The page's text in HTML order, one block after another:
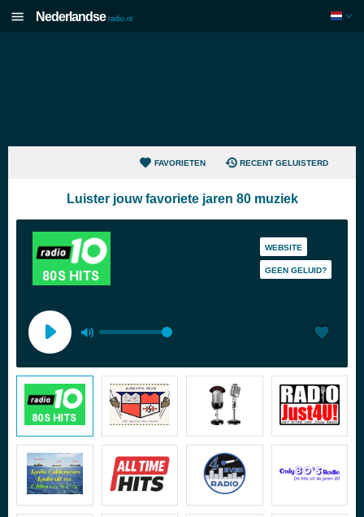
Nederlandse radio.nl
FAVORIETEN RECENT GELUISTERD
Luister jouw favoriete jaren 80 muziek
WEBSITE
GEEN GELUID?